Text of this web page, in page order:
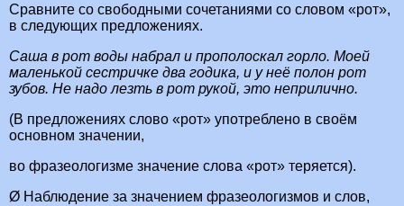
Сравните со свободными сочетаниями со словом «рот»,
в следующих предложениях.
Саша в рот воды набрал и прополоскал горло. Моей
маленькой сестричке два годика, и у неё полон рот
зубов. Не надо лезть в рот рукой, это неприлично.
(В предложениях слово «рот» употреблено в своём
основном значении,
во фразеологизме значение слова «рот» теряется).
Ø Наблюдение за значением фразеологизмов и слов,